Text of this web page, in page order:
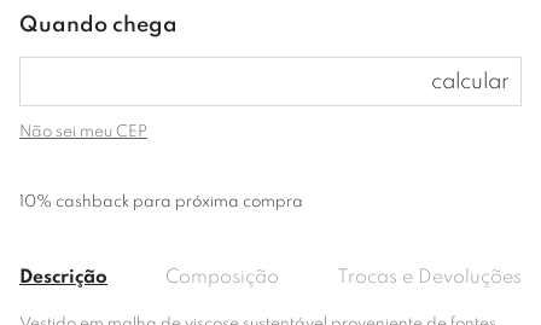
Não sei meu CEP
10% cashback para próxima compra
Descrição Composição Trocas e Devoluções